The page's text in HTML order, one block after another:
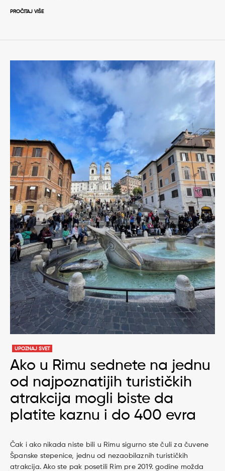
PROČITAJ VIŠE
UPOZNAJ SVET
Ako u Rimu sednete na jednu
od najpoznatijih turističkih
atrakcija mogli biste da
platite kaznu i do 400 evra
Čak i ako nikada niste bili u Rimu sigurno ste čuli za čuvene
Španske stepenice, jednu od nezaobilaznih turističkih
atrakcija. Ako ste pak posetili Rim pre 2019. godine možda